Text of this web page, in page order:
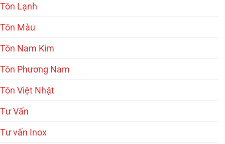
Tôn Lạnh
Tôn Màu
Tôn Nam Kim
Tôn Phương Nam
Tôn Việt Nhật
Tư Vấn
Tư vấn Inox